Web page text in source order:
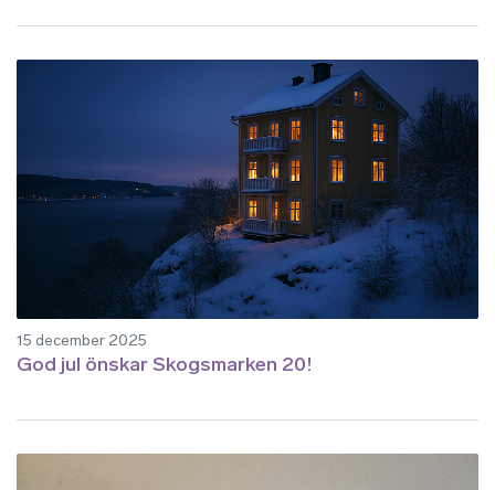
15 december 2025
God jul önskar Skogsmarken 20!